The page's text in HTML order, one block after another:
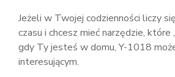
Jeżeli w Twojej codzienności liczy
czasu i chcesz mieć narzędzie, które
gdy Ty jesteś w domu, Y-1018
interesującym.